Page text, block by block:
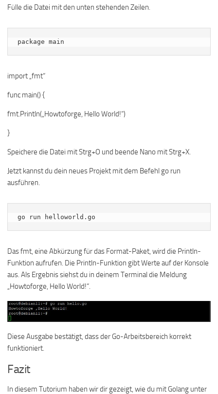
Fülle die Datei mit den unten stehenden Zeilen.
package main
import „fmt“
func main() {
fmt.Println(„Howtoforge, Hello World!“)
}
Speichere die Datei mit Strg+O und beende Nano mit Strg+X.
Jetzt kannst du dein neues Projekt mit dem Befehl go run
ausführen.
go run helloworld.go
Das fmt, eine Abkürzung für das Format-Paket, wird die Println-
Funktion aufrufen. Die Println-Funktion gibt Werte auf der Konsole
aus. Als Ergebnis siehst du in deinem Terminal die Meldung
„Howtoforge, Hello World!“.
Diese Ausgabe bestätigt, dass der Go-Arbeitsbereich korrekt
funktioniert.
Fazit
In diesem Tutorium haben wir dir gezeigt, wie du mit Golang unter